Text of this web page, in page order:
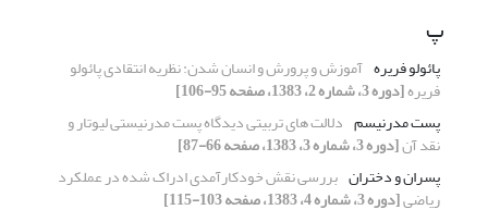
پ
پائولو فریره آموزش و پرورش و انسان شدن: نظریه انتقادی پائولو
فریره[دوره 3، شماره 2، 1383، صفحه 95-106]
پست مدرنیسم دلالت های تربیتی دیدگاه پست مدرنیستی لیوتار و
نقد آن[دوره 3، شماره 3، 1383، صفحه 66-87]
پسران و دختران بررسی نقش خودکارآمدی ادراک شده در عملکرد
ریاضی[دوره 3، شماره 4، 1383، صفحه 103-115]